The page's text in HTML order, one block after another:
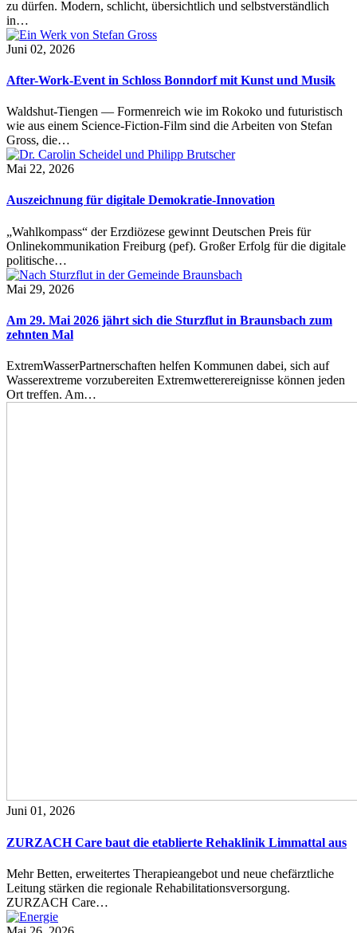
zu dürfen. Modern, schlicht, übersichtlich und selbstverständlich
in…
Juni 02, 2026
After-Work-Event in Schloss Bonndorf mit Kunst und Musik
Waldshut-Tiengen — Formenreich wie im Rokoko und futuristisch
wie aus einem Science-Fiction-Film sind die Arbeiten von Stefan
Gross, die…
Mai 22, 2026
Auszeichnung für digitale Demokratie-Innovation
„Wahlkompass“ der Erzdiözese gewinnt Deutschen Preis für
Onlinekommunikation Freiburg (pef). Großer Erfolg für die digitale
politische…
Mai 29, 2026
Am 29. Mai 2026 jährt sich die Sturzflut in Braunsbach zum
zehnten Mal
ExtremWasserPartnerschaften helfen Kommunen dabei, sich auf
Wasserextreme vorzubereiten Extremwetterereignisse können jeden
Ort treffen. Am…
Juni 01, 2026
ZURZACH Care baut die etablierte Rehaklinik Limmattal aus
Mehr Betten, erweitertes Therapieangebot und neue chefärztliche
Leitung stärken die regionale Rehabilitationsversorgung.
ZURZACH Care…